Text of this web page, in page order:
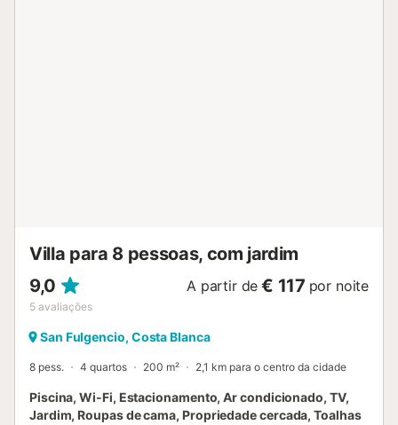
Villa para 8 pessoas, com jardim
9,0
5 avaliações
A partir de € 117 por noite
San Fulgencio, Costa Blanca
8 pess. 4 quartos 200 m² 2,1 km para o centro da cidade
Piscina, Wi-Fi, Estacionamento, Ar condicionado, TV,
Jardim, Roupas de cama, Propriedade cercada, Toalhas